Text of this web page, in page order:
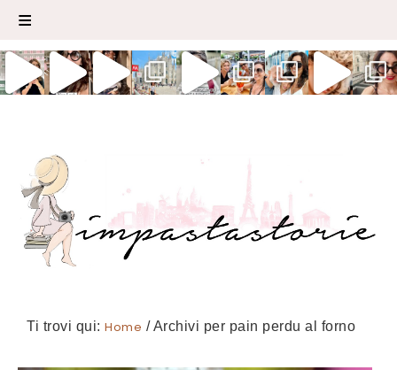
Ti trovi qui: Home /Archivi per pain perdu al forno